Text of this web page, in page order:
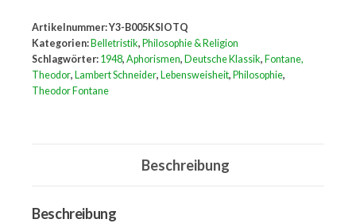
Artikelnummer:Y3-B005KSIOTQ
Kategorien: Belletristik, Philosophie & Religion
Schlagwörter: 1948, Aphorismen, Deutsche Klassik, Fontane,
Theodor, Lambert Schneider, Lebensweisheit, Philosophie,
Theodor Fontane
Beschreibung
Beschreibung